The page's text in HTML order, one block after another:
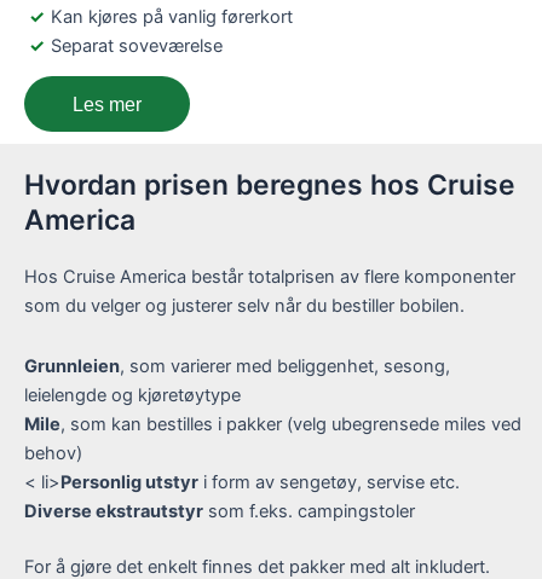
Kan kjøres på vanlig førerkort
Separat soveværelse
Les mer
Hvordan prisen beregnes hos Cruise
America
Hos Cruise America består totalprisen av flere komponenter
som du velger og justerer selv når du bestiller bobilen.
Grunnleien, som varierer med beliggenhet, sesong,
leielengde og kjøretøytype
Mile, som kan bestilles i pakker (velg ubegrensede miles ved
behov)
< li>Personlig utstyr i form av sengetøy, servise etc.
Diverse ekstrautstyr som f.eks. campingstoler
For å gjøre det enkelt finnes det pakker med alt inkludert.